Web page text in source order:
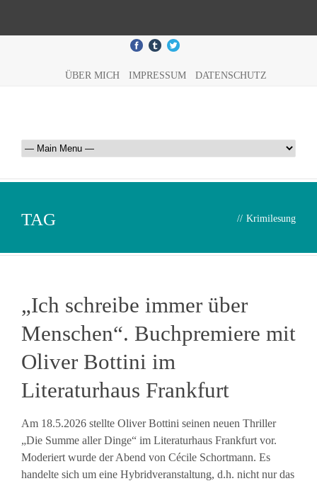
ÜBER MICH IMPRESSUM DATENSCHUTZ
TAG // Krimilesung
„Ich schreibe immer über
Menschen“. Buchpremiere mit
Oliver Bottini im
Literaturhaus Frankfurt
Am 18.5.2026 stellte Oliver Bottini seinen neuen Thriller
„Die Summe aller Dinge“ im Literaturhaus Frankfurt vor.
Moderiert wurde der Abend von Cécile Schortmann. Es
handelte sich um eine Hybridveranstaltung, d.h. nicht nur das